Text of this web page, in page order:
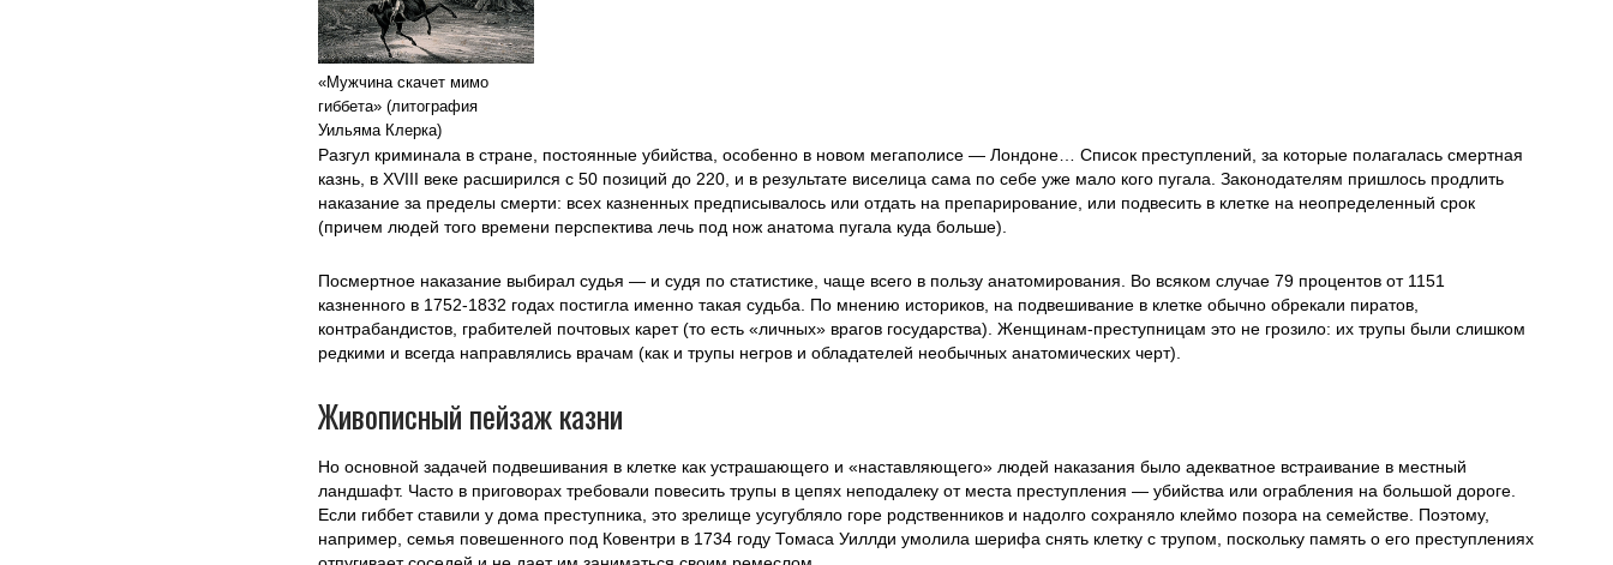
«Мужчина скачет мимо
гиббета» (литография
Уильяма Клерка)
Разгул криминала в стране, постоянные убийства, особенно в новом мегаполисе — Лондоне… Список преступлений, за которые полагалась смертная
казнь, в XVIII веке расширился с 50 позиций до 220, и в результате виселица сама по себе уже мало кого пугала. Законодателям пришлось продлить
наказание за пределы смерти: всех казненных предписывалось или отдать на препарирование, или подвесить в клетке на неопределенный срок
(причем людей того времени перспектива лечь под нож анатома пугала куда больше).
Посмертное наказание выбирал судья — и судя по статистике, чаще всего в пользу анатомирования. Во всяком случае 79 процентов от 1151
казненного в 1752-1832 годах постигла именно такая судьба. По мнению историков, на подвешивание в клетке обычно обрекали пиратов,
контрабандистов, грабителей почтовых карет (то есть «личных» врагов государства). Женщинам-преступницам это не грозило: их трупы были слишком
редкими и всегда направлялись врачам (как и трупы негров и обладателей необычных анатомических черт).
Живописный пейзаж казни
Но основной задачей подвешивания в клетке как устрашающего и «наставляющего» людей наказания было адекватное встраивание в местный
ландшафт. Часто в приговорах требовали повесить трупы в цепях неподалеку от места преступления — убийства или ограбления на большой дороге.
Если гиббет ставили у дома преступника, это зрелище усугубляло горе родственников и надолго сохраняло клеймо позора на семействе. Поэтому,
например, семья повешенного под Ковентри в 1734 году Томаса Уиллди умолила шерифа снять клетку с трупом, поскольку память о его преступлениях